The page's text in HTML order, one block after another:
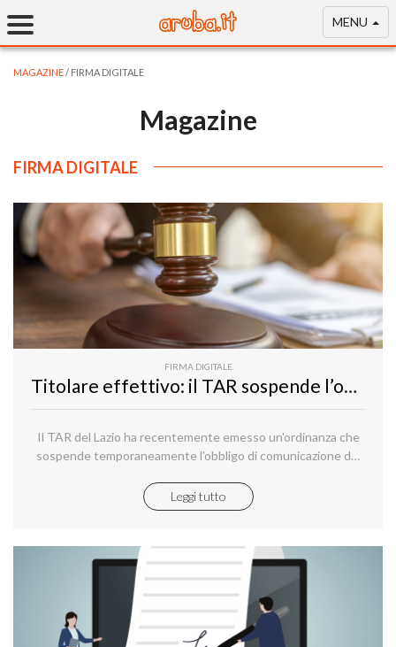
MENU
MAGAZINE/ FIRMA DIGITALE
Magazine
FIRMA DIGITALE
FIRMA DIGITALE
Titolare effettivo: il TAR sospende l’obbligo di comunicazione, per il momento
Il TAR del Lazio ha recentemente emesso un'ordinanza che
sospende temporaneamente l'obbligo di comunicazione del
Leggi tutto